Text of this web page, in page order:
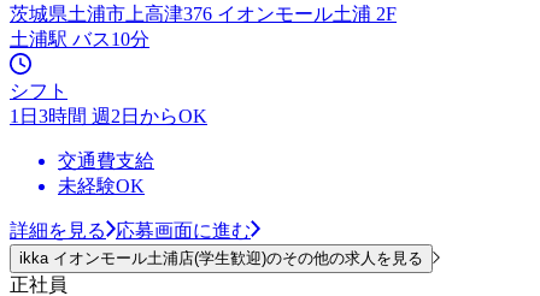
茨城県土浦市上高津376 イオンモール土浦 2F
土浦駅 バス10分
シフト
1日3時間 週2日からOK
交通費支給
未経験OK
詳細を見る 応募画面に進む
ikka イオンモール土浦店(学生歓迎)のその他の求人を見る
正社員